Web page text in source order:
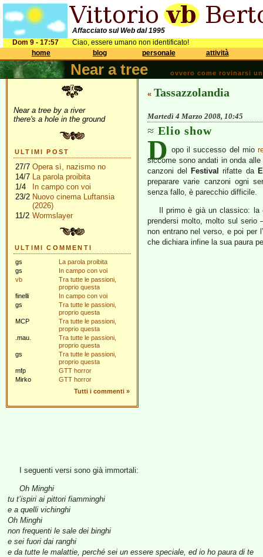
Affacciato sul Web dal 1995
Dom 9 - 17:57
Ciao, essere umano non identificato!
home
blog personale attività
Near a tree ovvero come rovinarsi
Near a tree by a river
there's a hole in the ground
ULTIMI POST
27/7 Opera sì, nazismo no
14/7 La parola proibita
1/4
In campo con voi
23/2 Nuovo cinema Luftansia
(2026)
11/2 Wormslayer
ULTIMI COMMENTI
gs
La parola proibita
gs
In campo con voi
vb
Tra tutte le passioni,
proprio questa
finelli
In campo con voi
gs
Tra tutte le passioni,
proprio questa
MCP
Tra tutte le passioni,
proprio questa
.mau.
Tra tutte le passioni,
proprio questa
gs
Tra tutte le passioni,
proprio questa
mfp
GTT horror
Mirko
GTT horror
Tutti i commenti »
« Tassazzolandia
Martedì 4 Marzo 2008, 10:45
Elio show
D opo il successo del mio
siccome sono andati in onda
canzoni del
Festival rifatte da
preparare varie canzoni ogni
senza fallo, è parecchio difficile.
Il primo è già un classico:
prendersi molto, molto sul serio
non entrano nel verso, e poi per
che dichiara infine la sua paura
I seguenti versi sono già immortali:
Oh Minghi
tu t’ispiri ai pittori fiamminghi
e a quelli vichinghi
Oh Minghi
non frequenti le sale dei binghi
e sei fuori dai ranghi
e da tutte le malattie, perché sei un essere speciale, ed io ho paura di te